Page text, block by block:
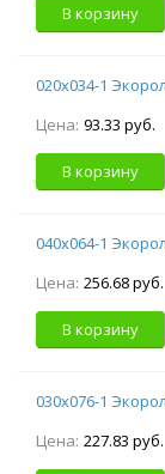
В корзину
020х034-1
Цена: 93.33 руб.
В корзину
040х064-1
Цена: 256.68 руб.
В корзину
030х076-1
Цена: 227.83 руб.